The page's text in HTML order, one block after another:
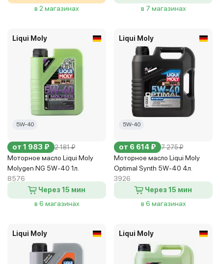
в 2 магазинах
в 7 магазинах
Liqui Moly
5W-40
от 1 983 ₽ 2 181 ₽
Моторное масло Liqui Moly
Molygen NG 5W-40 1л.
8576
Через 15 мин
в 6 магазинах
Liqui Moly
5W-40
от 6 614 ₽ 7 275 ₽
Моторное масло Liqui Moly
Optimal Synth 5W-40 4л.
3926
Через 15 мин
в 6 магазинах
Liqui Moly Liqui Moly